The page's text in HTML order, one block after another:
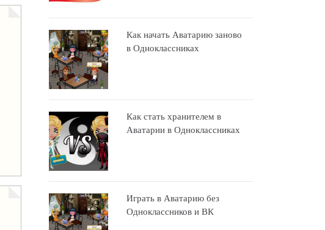
Как начать Аватарию заново
в Одноклассниках
Как стать хранителем в
Аватарии в Одноклассниках
Играть в Аватарию без
Одноклассников и ВК